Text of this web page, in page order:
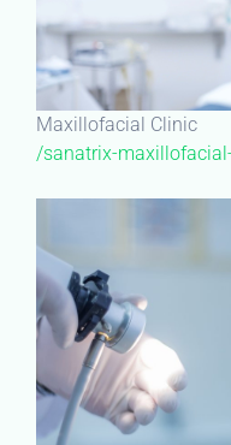
Maxillofacial Clinic
/sanatrix-